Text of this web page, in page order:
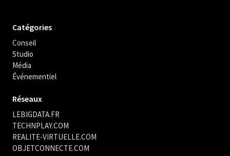
Catégories
Conseil
Studio
Média
Événementiel
Réseaux
LEBIGDATA.FR
TECHNPLAY.COM
REALITE-VIRTUELLE.COM
OBJETCONNECTE.COM